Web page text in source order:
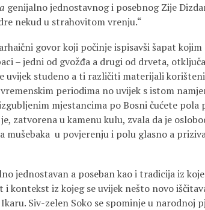
genijalno jednostavnog i posebnog Zije
nekud u strahovitom vrenju.“
govor koji počinje ispisavši šapat kojim
– jedni od gvožđa a drugi od drveta,
uvijek studeno a ti različiti materijali
periodima no uvijek s istom
mjestancima po Bosni čućete pola
zatvorena u kamenu kulu, zvala da je
mušebaka u povjerenju i polu glasno a
jednostavan a poseban kao i tradicija iz
i kontekst iz kojeg se uvijek nešto novo
Siv-zelen Soko se spominje u narodnoj